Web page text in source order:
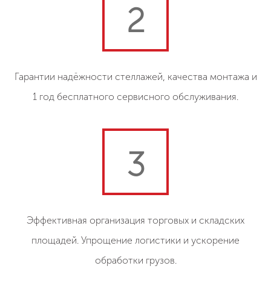
2
Гарантии надёжности стеллажей, качества монтажа и
1 год бесплатного сервисного обслуживания.
3
Эффективная организация торговых и складских
площадей. Упрощение логистики и ускорение
обработки грузов.